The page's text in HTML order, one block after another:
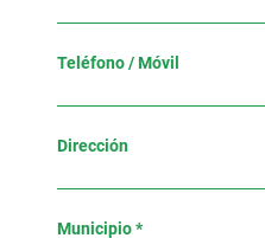
Teléfono / Móvil
Dirección
Municipio *